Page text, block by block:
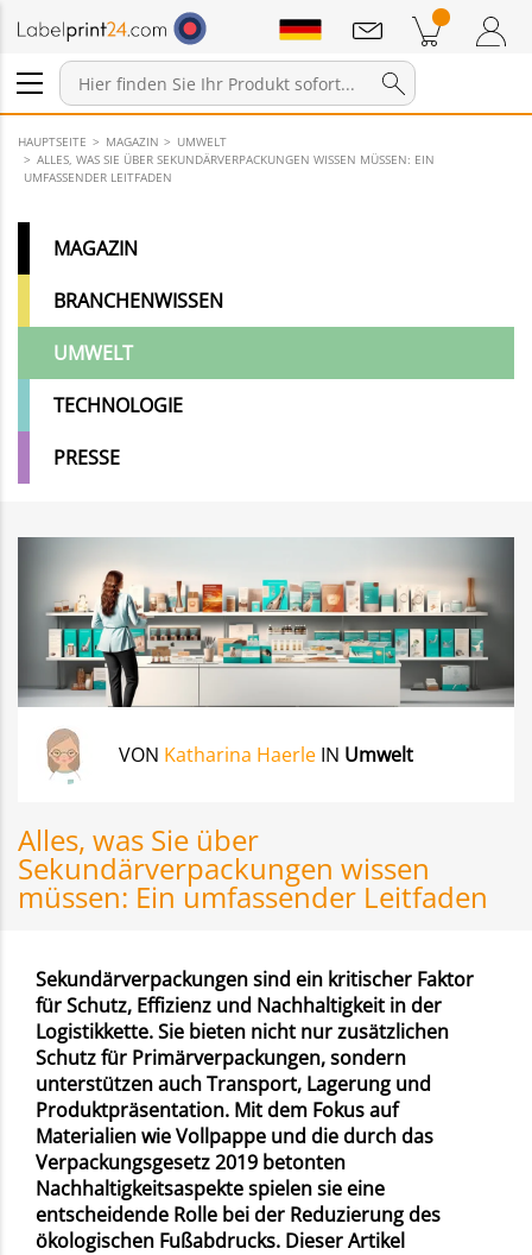
Anmelden / Registrieren
Warenkorb Zum Warenkorb
Mitteilungen
HAUPTSEITE MAGAZIN
UMWELT
ALLES, WAS SIE ÜBER SEKUNDÄRVERPACKUNGEN WISSEN MÜSSEN: EIN
UMFASSENDER LEITFADEN
MAGAZIN
BRANCHENWISSEN
UMWELT
TECHNOLOGIE
PRESSE
VON Katharina Haerle IN Umwelt
Alles, was Sie über
Sekundärverpackungen wissen
müssen: Ein umfassender Leitfaden
Sekundärverpackungen sind ein kritischer Faktor
für Schutz, Effizienz und Nachhaltigkeit in der
Logistikkette. Sie bieten nicht nur zusätzlichen
Schutz für Primärverpackungen, sondern
unterstützen auch Transport, Lagerung und
Produktpräsentation. Mit dem Fokus auf
Materialien wie Vollpappe und die durch das
Verpackungsgesetz 2019 betonten
Nachhaltigkeitsaspekte spielen sie eine
entscheidende Rolle bei der Reduzierung des
ökologischen Fußabdrucks. Dieser Artikel